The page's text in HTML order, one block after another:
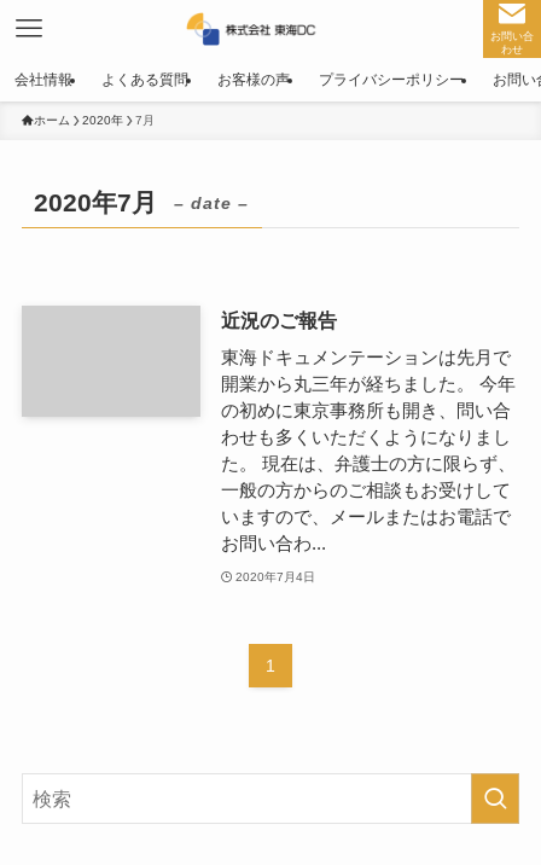
お問い合
わせ
会社情報 よくある質問 お客様の声 プライバシーポリシー お問い
ホーム 2020年 7月
2020年7月 – date –
近況のご報告
東海ドキュメンテーションは先月で
開業から丸三年が経ちました。 今年
の初めに東京事務所も開き、問い合
わせも多くいただくようになりまし
た。 現在は、弁護士の方に限らず、
一般の方からのご相談もお受けして
いますので、メールまたはお電話で
お問い合わ...
2020年7月4日
1